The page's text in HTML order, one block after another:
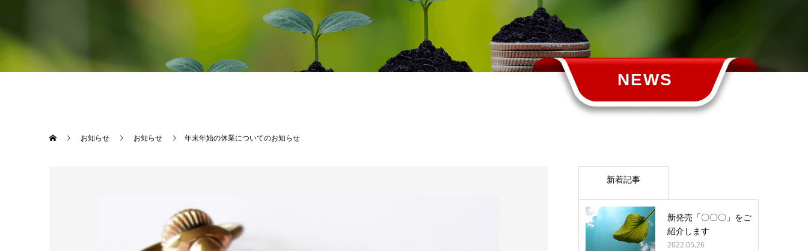
NEWS
お知らせ お知らせ 年末年始の休業についてのお知らせ
新着記事
新発売「〇〇〇」をご
紹介します
2022.05.26